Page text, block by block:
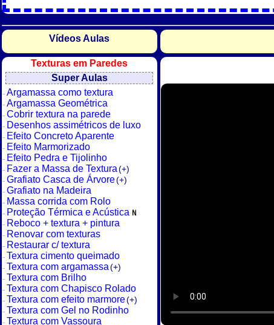
Vídeos Aulas
Texturas em Paredes
Super Aulas
Argamassa como textura
Argamassa Geométrica
Cobrir textura na parede
Desenhos assimétricos de luxo
Efeito Concreto Aparente
Efeito Marmorizado
Efeito Pedra e Tijolinho
Fazer a Massa de Textura (+)
Grafiato Casca de Árvore(+)
Grafiato na Madeira
Massa corrida com Rolo
Proteção Térmica e Acústica
Reboco + textura + pintura
Renovar com texturas
Restaurar c/ textura
Textura cimento queimado
Textura com argamassa (+)
Textura com Brilho
Textura com Chapisco Rolado
Textura com efeito marmore(+)
Textura com Gel no Rodinho
Textura com Vassoura